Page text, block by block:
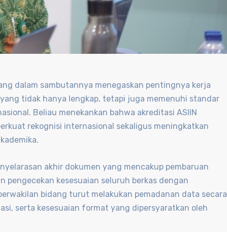
dalam sambutannya menegaskan pentingnya kerja
tidak hanya lengkap, tetapi juga memenuhi standar
Beliau menekankan bahwa akreditasi ASIIN
rekognisi internasional sekaligus meningkatkan
akhir dokumen yang mencakup pembaruan
kesesuaian seluruh berkas dengan
bidang turut melakukan pemadanan data secara
serta kesesuaian format yang dipersyaratkan oleh